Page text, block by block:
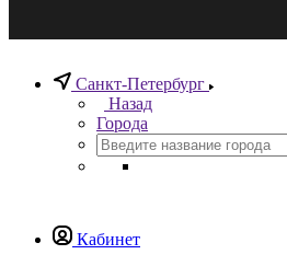
Санкт-Петербург
Назад
Города
Кабинет